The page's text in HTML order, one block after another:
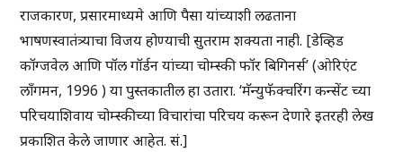
राजकारण, प्रसारमाध्यमे आणि पैसा यांच्याशी लढताना
भाषणस्वातंत्र्याचा विजय होण्याची सुतराम शक्यता नाही. [डेव्हिड
कॉग्जवेल आणि पॉल गॉर्डन यांच्या चोम्स्की फॉर बिगिनर्स’ (ओरिएंट
लॉंगमन, 1996 ) या पुस्तकातील हा उतारा. ‘मॅन्युफॅक्चरिंग कन्सेंट च्या
परिचयाशिवाय चोम्स्कीच्या विचारांचा परिचय करून देणारे इतरही लेख
प्रकाशित केले जाणार आहेत. सं.]